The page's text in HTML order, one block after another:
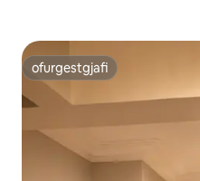
ofurgestgjafi
ofurgestgjafi